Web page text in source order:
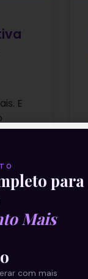
E
a
ISSO
para
Mais
com mais